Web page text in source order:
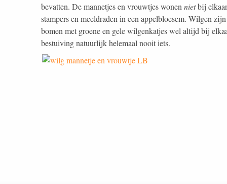
bevatten. De mannetjes en vrouwtjes wonennietbij
stampers en meeldraden in een appelbloesem. Wilgen
bomen met groene en gele wilgenkatjes wel altijd bij
bestuiving natuurlijk helemaal nooit iets.